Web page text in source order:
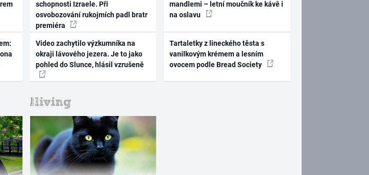
schopnosti Izraele. Při
osvobozování rukojmích padl bratr
premiéra
Video zachytilo výzkumníka na
okraji lávového jezera. Je to jako
pohled do Slunce, hlásil vzrušeně
mandlemi – letní moučník ke kávě i
na oslavu
Tartaletky z lineckého těsta s
vanilkovým krémem a lesním
ovocem podle Bread Society